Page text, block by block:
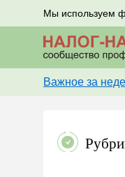
Мы используем
Важное за